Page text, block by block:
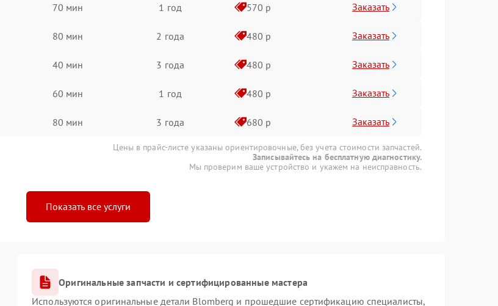
70 мин 1 год 570 р Заказать
80 мин 2 года 480 р Заказать
40 мин 3 года 480 р Заказать
60 мин 1 год 480 р Заказать
80 мин 3 года 680 р Заказать
Цены в прайс-листе указаны ориентировочные, без учета стоимости запчастей.
Записывайтесь на бесплатную диагностику.
Мы проверим ваше устройство и укажем на неисправность.
Показать все услуги
Оригинальные запчасти и сертифицированные мастера
Используются оригинальные детали Blomberg и прошедшие сертификацию специалисты,